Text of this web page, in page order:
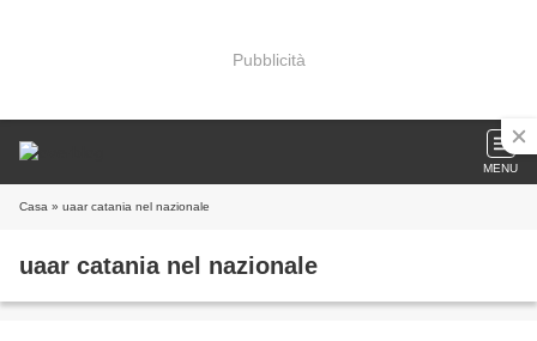
Pubblicità
MENU
Casa » uaar catania nel nazionale
uaar catania nel nazionale